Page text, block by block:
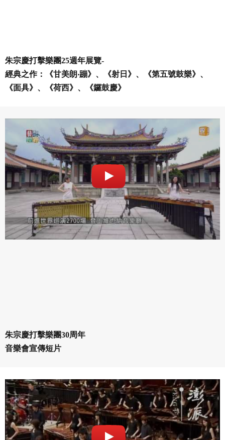
朱宗慶打擊樂團25週年展覽-
經典之作：《甘美朗‧蹦》、《射日》、《第五號鼓樂》、
《面具》、《荷西》、《鑼鼓慶》
朱宗慶打擊樂團30周年
音樂會宣傳短片